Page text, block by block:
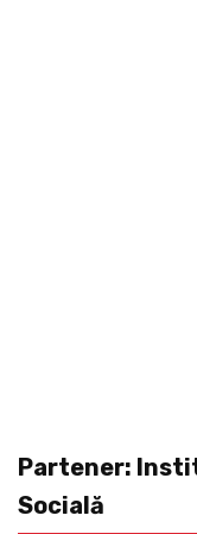
Partener:
Socială